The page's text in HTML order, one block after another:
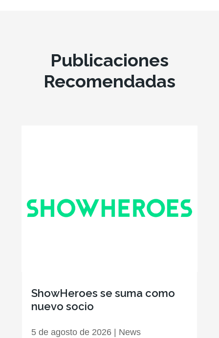
Publicaciones
Recomendadas
ShowHeroes se suma como
nuevo socio
5 de agosto de 2026| News